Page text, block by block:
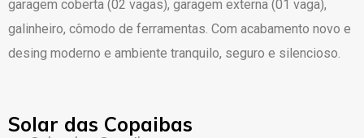
garagem coberta (02 vagas), garagem externa (01 vaga),
galinheiro, cômodo de ferramentas. Com acabamento novo e
desing moderno e ambiente tranquilo, seguro e silencioso.
Solar das Copaibas